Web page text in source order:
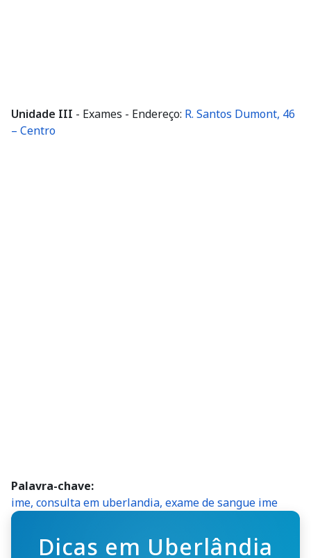
Unidade III - Exames - Endereço: R. Santos Dumont, 46
– Centro
Palavra-chave
ime, consulta em uberlandia, exame de sangue ime
Dicas em Uberlândia